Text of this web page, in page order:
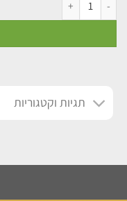
תגיות וקטגוריות